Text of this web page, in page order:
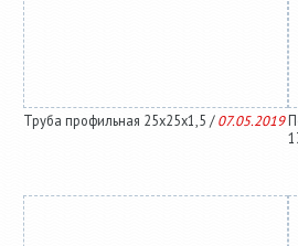
Труба профильная 25х25х1,5 /07.05.2019